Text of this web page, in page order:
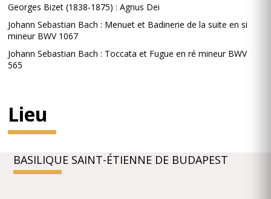
Georges Bizet (1838-1875) : Agnus Dei
Johann Sebastian Bach : Menuet et Badinerie de la suite en si
mineur BWV 1067
Johann Sebastian Bach : Toccata et Fugue en ré mineur BWV
565
Lieu
BASILIQUE SAINT-ÉTIENNE DE BUDAPEST